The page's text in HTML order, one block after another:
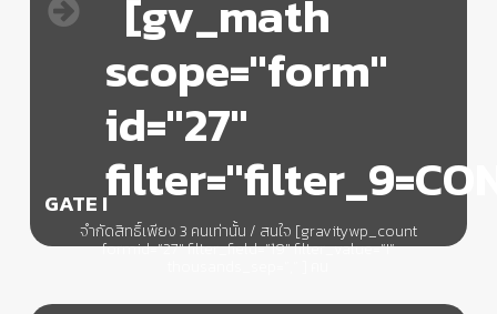
[gv_math
scope="form"
id="27"
GATE I
จำกัดสิทธิ์เพียง 3 คนเท่านั้น / สนใจ [gravitywp_count
formid=”27″ filter_field=”19″ filter_value=”I”